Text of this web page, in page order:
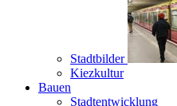
Stadtbilder
Kiezkultur
Bauen
Stadtentwicklung